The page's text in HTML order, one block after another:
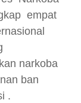
empat
narkoba
ban
.